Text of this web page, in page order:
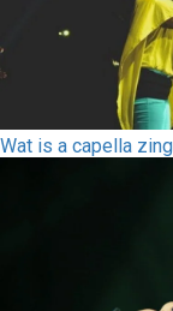
Wat is a capella